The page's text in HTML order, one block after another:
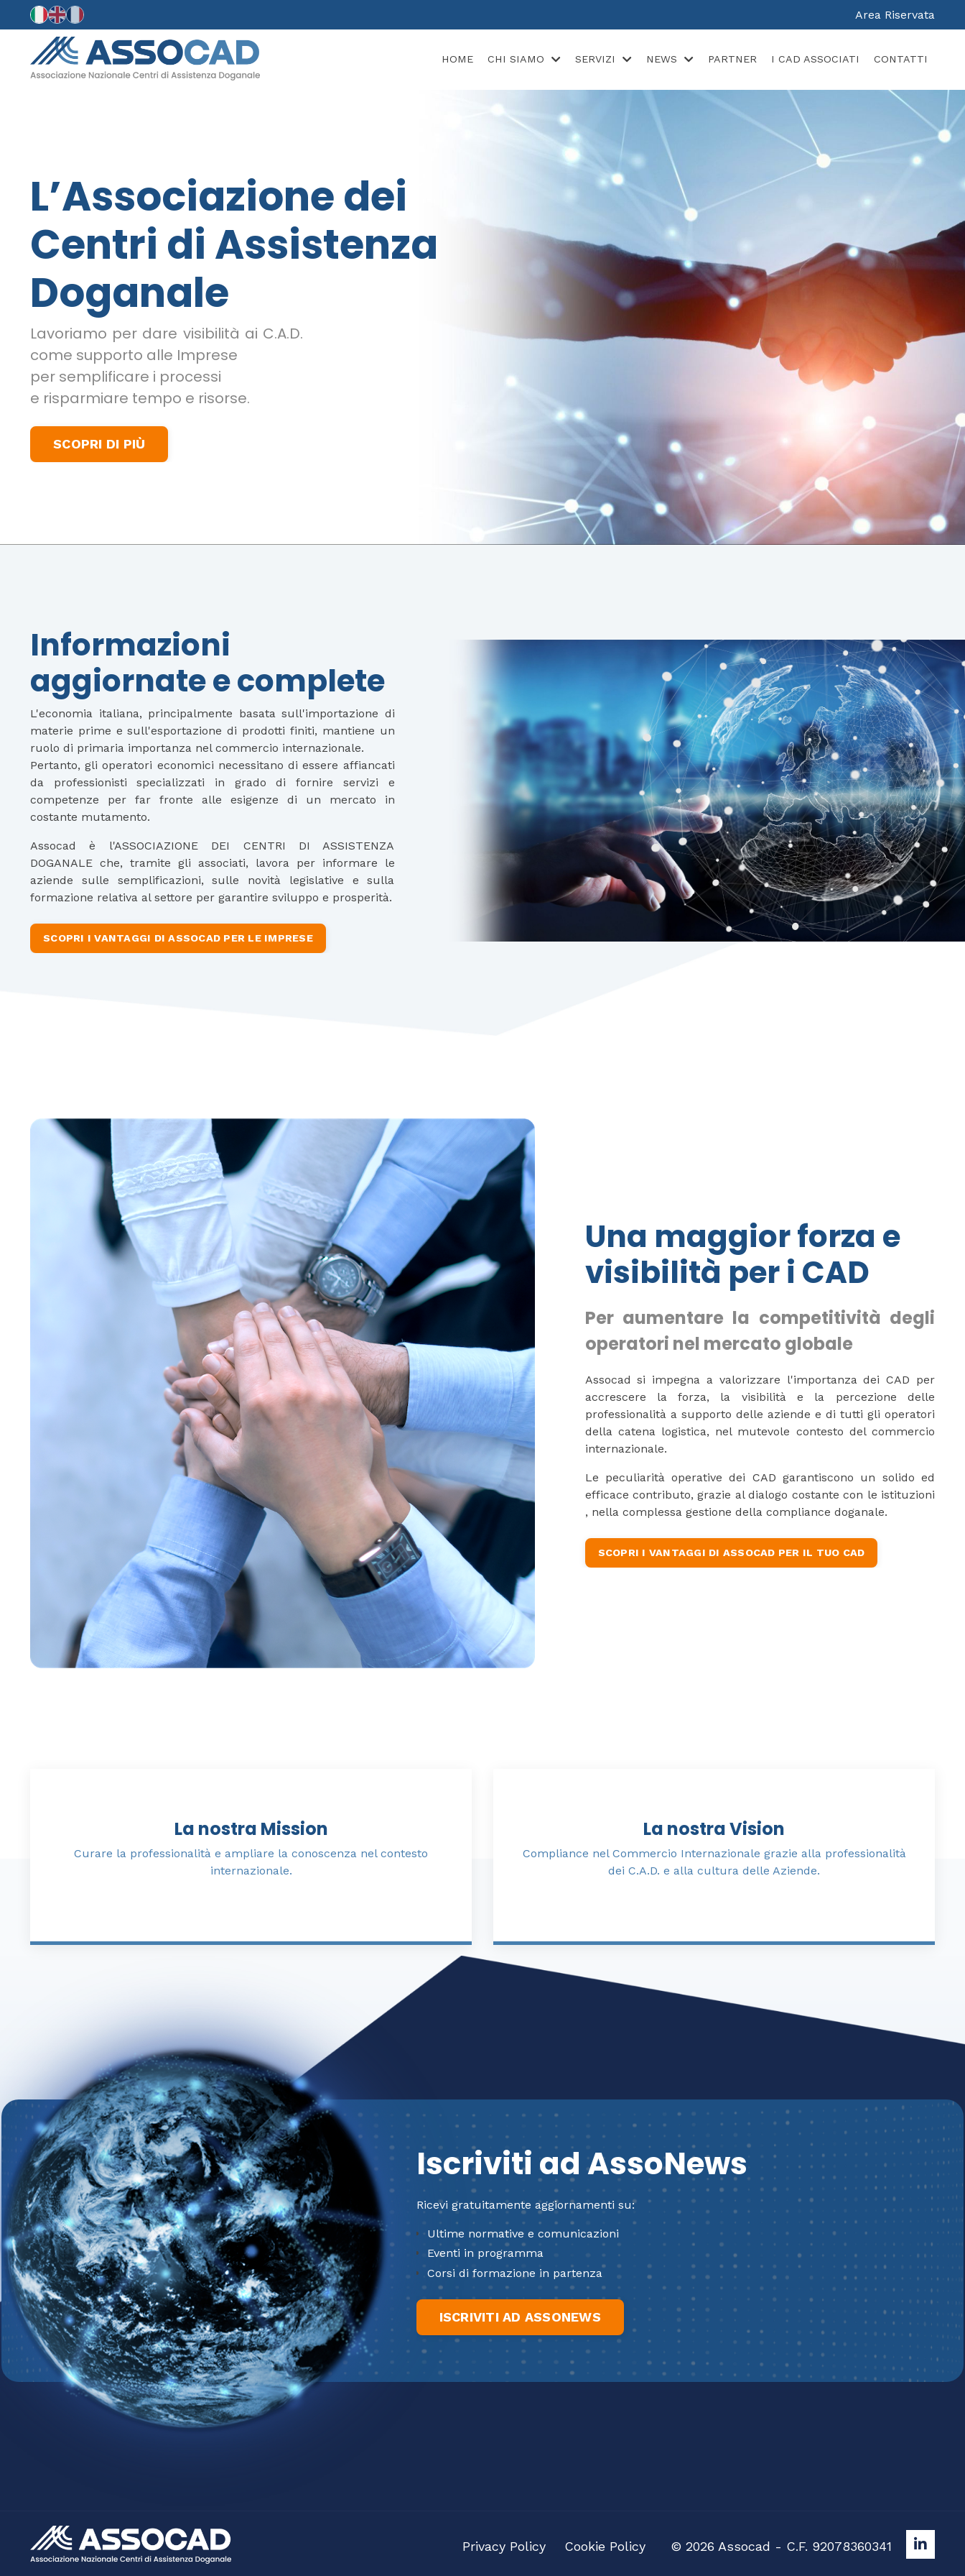
Area Riservata
HOME CHI SIAMO SERVIZI NEWS PARTNER I CAD ASSOCIATI CONTATTI
L’Associazione dei
Centri di Assistenza
Doganale
Lavoriamo per dare visibilità ai C.A.D.
come supporto alle Imprese
per semplificare i processi
e risparmiare tempo e risorse.
SCOPRI DI PIÙ
Informazioni
aggiornate e complete
L'economia italiana, principalmente basata sull'importazione di
materie prime e sull'esportazione di prodotti finiti, mantiene un
ruolo di primaria importanza nel commercio internazionale.
Pertanto, gli operatori economici necessitano di essere affiancati
da professionisti specializzati in grado di fornire servizi e
competenze per far fronte alle esigenze di un mercato in
costante mutamento.
Assocad è l'ASSOCIAZIONE DEI CENTRI DI ASSISTENZA
DOGANALE che, tramite gli associati, lavora per informare le
aziende sulle semplificazioni, sulle novità legislative e sulla
formazione relativa al settore per garantire sviluppo e prosperità.
SCOPRI I VANTAGGI DI ASSOCAD PER LE IMPRESE
Una maggior forza e
visibilità per i CAD
Per aumentare la competitività degli
operatori nel mercato globale
Assocad si impegna a valorizzare l'importanza dei CAD per
accrescere la forza, la visibilità e la percezione delle
professionalità a supporto delle aziende e di tutti gli operatori
della catena logistica, nel mutevole contesto del commercio
internazionale.
Le peculiarità operative dei CAD garantiscono un solido ed
efficace contributo, grazie al dialogo costante con le istituzioni
, nella complessa gestione della compliance doganale.
SCOPRI I VANTAGGI DI ASSOCAD PER IL TUO CAD
La nostra Mission
Curare la professionalità e ampliare la conoscenza nel contesto
internazionale.
La nostra Vision
Compliance nel Commercio Internazionale grazie alla professionalità
dei C.A.D. e alla cultura delle Aziende.
Iscriviti ad AssoNews
Ricevi gratuitamente aggiornamenti su:
Ultime normative e comunicazioni
Eventi in programma
Corsi di formazione in partenza
ISCRIVITI AD ASSONEWS
Privacy Policy Cookie Policy © 2026 Assocad - C.F. 92078360341